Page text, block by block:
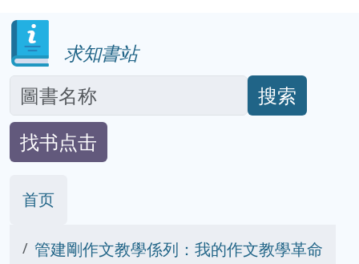
求知書站
搜索
找书点击
首页
管建剛作文教學係列：我的作文教學革命